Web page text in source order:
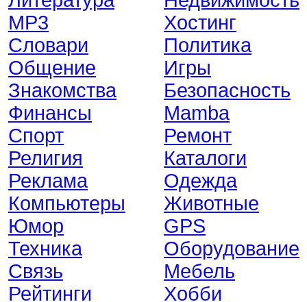
MP3
Словари
Общение
Знакомства
Финансы
Спорт
Религия
Реклама
Компьютеры
Юмор
Техника
Связь
Рейтинги
Хостинг
Политика
Игры
Безопасность
Mamba
Ремонт
Каталоги
Одежда
Животные
GPS
Оборудование
Мебель
Хобби